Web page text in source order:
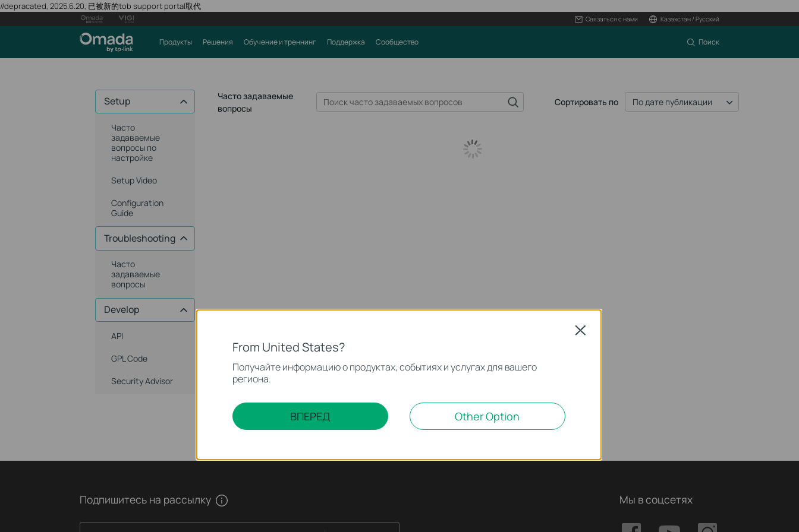
//depracated, 2025.6.20, 已被新的tob support portal取代
Связаться с нами Казахстан / Русский
Продукты Решения Обучение и треннинг Поддержка Сообщество Поиск
Setup
Часто
задаваемые
вопросы по
настройке
Setup Video
Configuration
Guide
Troubleshooting
Часто
задаваемые
вопросы
Develop
API
GPL Code
Security Advisor
Часто задаваемые
вопросы
Сортировать по По дате публикации
Подпишитесь на рассылку Мы в соцсетях
From United States?
Получайте информацию о продуктах, событиях и услугах для вашего
региона.
ВПЕРЕД Other Option
Close